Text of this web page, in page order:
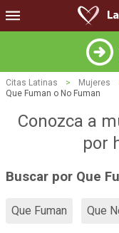
Citas Latinas > Mujeres
Que Fuman o No Fuman
Conozca a
por
Buscar por Que
Que Fuman Que